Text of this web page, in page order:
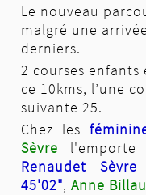
Le nouveau
malgré une
derniers.
2 courses
ce 10kms, l’une
suivante 25.
Chez les
Sèvre
Renaudet
45'02", Anne